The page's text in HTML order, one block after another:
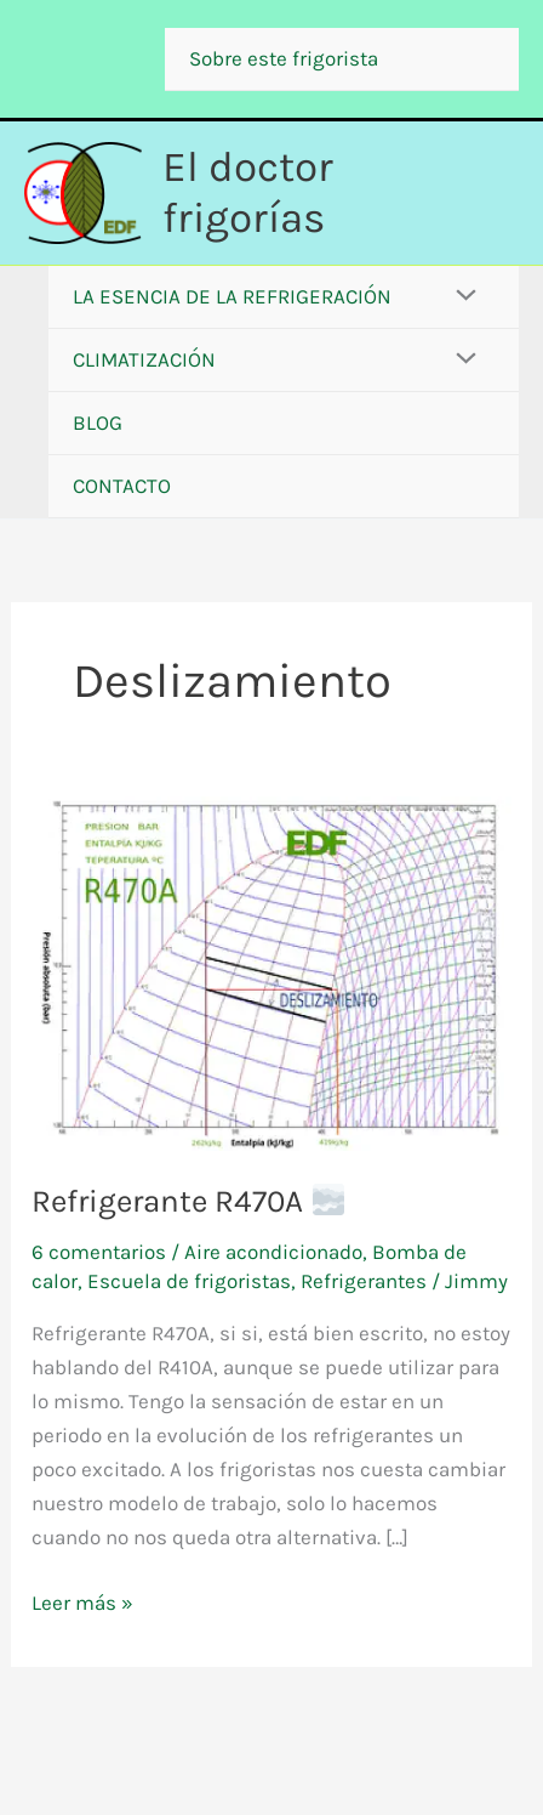
Sobre este frigorista
El doctor
frigorías
LA ESENCIA DE LA REFRIGERACIÓN
CLIMATIZACIÓN
BLOG
CONTACTO
Deslizamiento
Refrigerante R470A
6 comentarios /Aire acondicionado, Bomba de
calor, Escuela de frigoristas, Refrigerantes /Jimmy
Refrigerante R470A, si si, está bien escrito, no estoy
hablando del R410A, aunque se puede utilizar para
lo mismo. Tengo la sensación de estar en un
periodo en la evolución de los refrigerantes un
poco excitado. A los frigoristas nos cuesta cambiar
nuestro modelo de trabajo, solo lo hacemos
cuando no nos queda otra alternativa. […]
Refrigerante
Leer más »